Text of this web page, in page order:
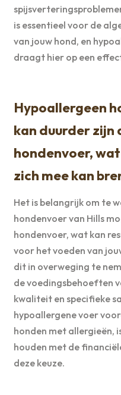
is essentieel voor de
van jouw hond, en
draagt hier op een
Hypoallergeen
kan duurder zijn
hondenvoer,
zich mee kan
Het is belangrijk om te
hondenvoer van Hills
hondenvoer, wat kan
voor het voeden van
dit in overweging te
de voedingsbehoeften
kwaliteit en specifieke
hypoallergene voer
honden met allergieën,
houden met de
deze keuze.